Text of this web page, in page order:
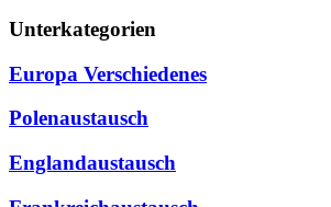
Unterkategorien
Europa Verschiedenes
Polenaustausch
Englandaustausch